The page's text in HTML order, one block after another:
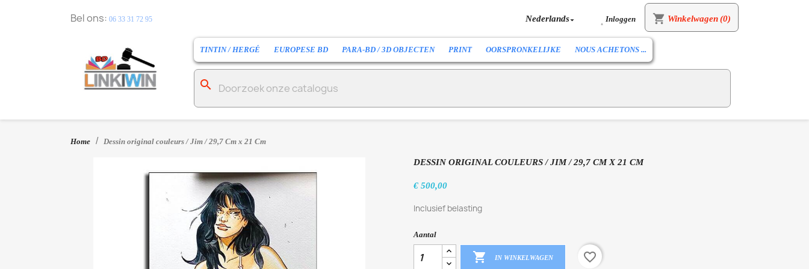
Bel ons: 06 33 31 72 95 Nederlands 
Inloggen shopping_cart Winkelwagen(0)
TINTIN / HERGÉ EUROPESE BD PARA-BD / 3D OBJECTEN PRINT OORSPRONKELIJKE NOUS ACHETONS ...
search
Home Dessin original couleurs / Jim / 29,7 Cm x 21 Cm
DESSIN ORIGINAL COULEURS / JIM / 29,7 CM X 21 CM
€ 500,00
Inclusief belasting
Aantal
 IN WINKELWAGEN favorite_border